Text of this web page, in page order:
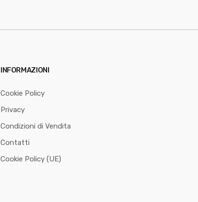
INFORMAZIONI
Cookie Policy
Privacy
Condizioni di Vendita
Contatti
Cookie Policy (UE)